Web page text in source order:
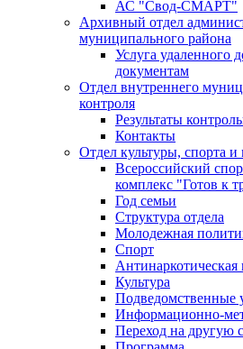
АС "Свод-СМАРТ"
Архивный отдел
муниципального района
Услуга удаленного
документам
Отдел внутреннего
контроля
Результаты
Контакты
Отдел культуры, спорта
Всероссийский
комплекс "Готов к
Год семьи
Структура отдела
Молодежная
Спорт
Антинаркотическая
Культура
Подведомственные
Информационно-
Переход на другую